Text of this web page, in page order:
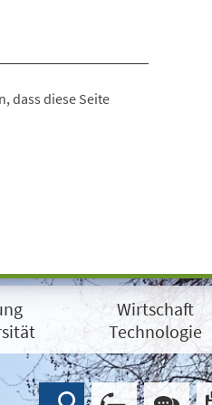
dass diese Seite
Wirtschaft
Technologie